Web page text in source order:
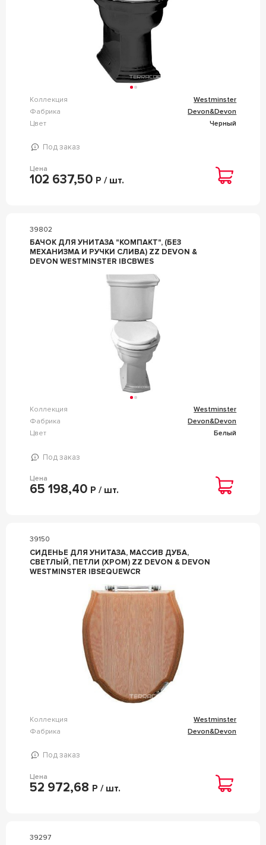
Коллекция
Westminster
Фабрика
Devon&Devon
Цвет
Черный
Под заказ
Цена
102 637,50 Р / шт.
39802
БАЧОК ДЛЯ УНИТАЗА "КОМПАКТ", (БЕЗ
МЕХАНИЗМА И РУЧКИ СЛИВА) ZZ DEVON &
DEVON WESTMINSTER IBCBWES
Коллекция
Westminster
Фабрика
Devon&Devon
Цвет
Белый
Под заказ
Цена
65 198,40 Р / шт.
39150
СИДЕНЬЕ ДЛЯ УНИТАЗА, МАССИВ ДУБА,
СВЕТЛЫЙ, ПЕТЛИ (ХРОМ) ZZ DEVON & DEVON
WESTMINSTER IBSEQUEWCR
Коллекция
Westminster
Фабрика
Devon&Devon
Под заказ
Цена
52 972,68 Р / шт.
39297